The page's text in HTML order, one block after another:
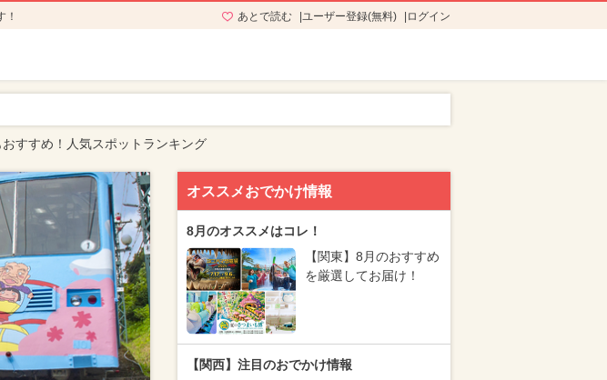
！ あとで読む ユーザー登録(無料) ログイン
すすめ！人気スポットランキング
オススメおでかけ情報
8月のオススメはコレ！
【関東】8月のおすすめ
を厳選してお届け！
【関西】注目のおでかけ情報